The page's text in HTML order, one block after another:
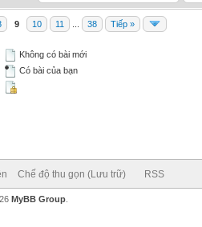
9 10 11 38 Tiếp »
Không có bài mới
Có bài của bạn
Chế độ thu gọn (Lưu trữ) RSS
MyBB Group